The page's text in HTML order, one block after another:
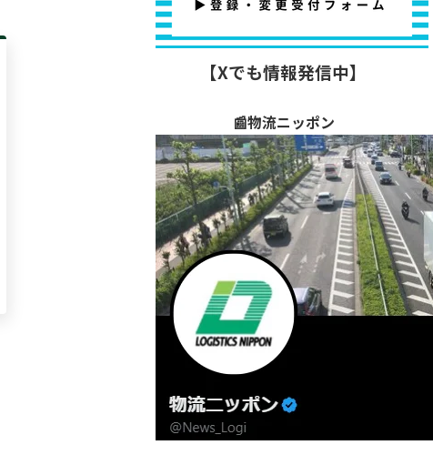
【Xでも情報発信中】
📰物流ニッポン